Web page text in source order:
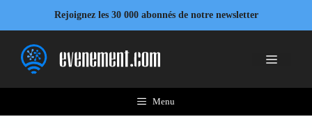
contenu
Rejoignez les 30 000 abonnés de notre newsletter
Menu
Menu